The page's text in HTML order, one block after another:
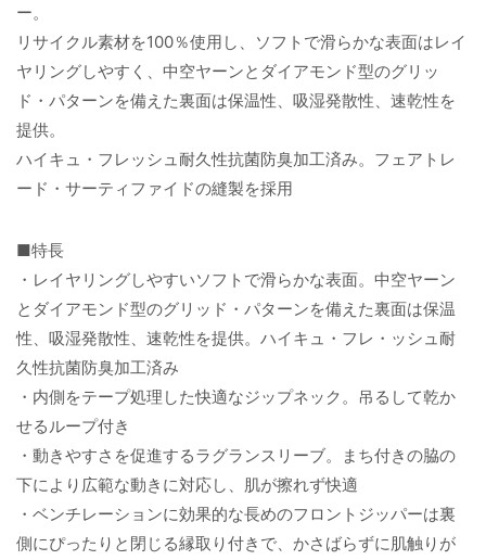
ー。
リサイクル素材を100％使用し、ソフトで滑らかな表面はレイ
ヤリングしやすく、中空ヤーンとダイアモンド型のグリッ
ド・パターンを備えた裏面は保温性、吸湿発散性、速乾性を
提供。
ハイキュ・フレッシュ耐久性抗菌防臭加工済み。フェアトレ
ード・サーティファイドの縫製を採用
■特長
・レイヤリングしやすいソフトで滑らかな表面。中空ヤーン
とダイアモンド型のグリッド・パターンを備えた裏面は保温
性、吸湿発散性、速乾性を提供。ハイキュ・フレ・ッシュ耐
久性抗菌防臭加工済み
・内側をテープ処理した快適なジップネック。吊るして乾か
せるループ付き
・動きやすさを促進するラグランスリーブ。まち付きの脇の
下により広範な動きに対応し、肌が擦れず快適
・ベンチレーションに効果的な長めのフロントジッパーは裏
側にぴったりと閉じる縁取り付きで、かさばらずに肌触りが